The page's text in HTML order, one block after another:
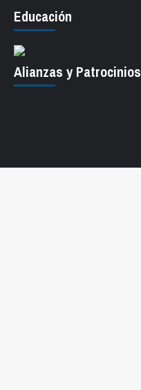
Educación
Alianzas y Patrocinios